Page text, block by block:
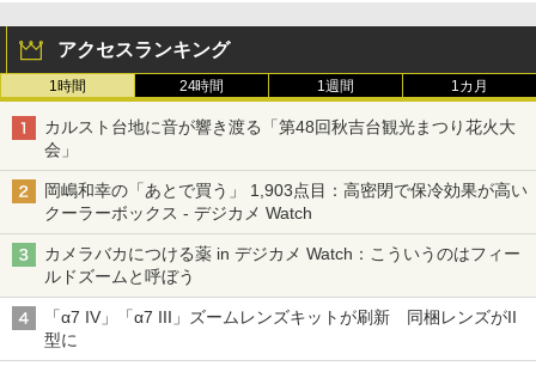
アクセスランキング
1時間 24時間 1週間 1カ月
カルスト台地に音が響き渡る「第48回秋吉台観光まつり花火大
会」
岡嶋和幸の「あとで買う」 1,903点目：高密閉で保冷効果が高い
クーラーボックス - デジカメ Watch
カメラバカにつける薬 in デジカメ Watch：こういうのはフィー
ルドズームと呼ぼう
「α7 IV」「α7 III」ズームレンズキットが刷新 同梱レンズがII
型に